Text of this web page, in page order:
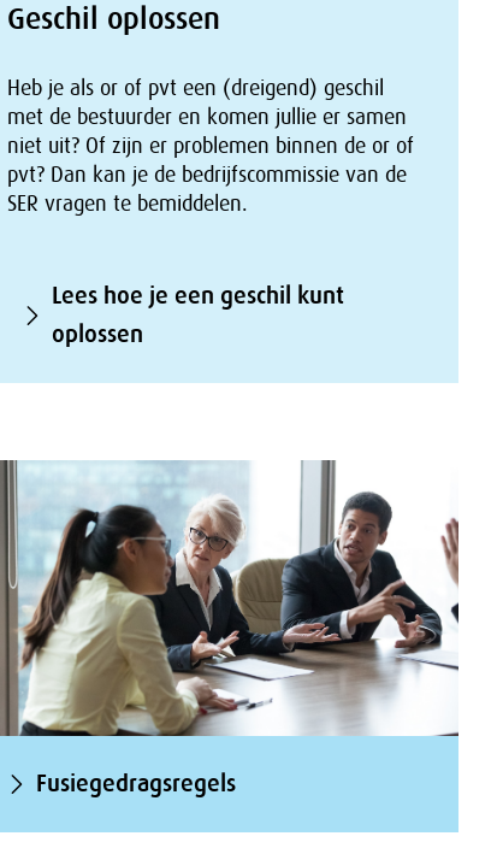
Geschil oplossen
Heb je als or of pvt een (dreigend) geschil
met de bestuurder en komen jullie er samen
niet uit? Of zijn er problemen binnen de or of
pvt? Dan kan je de bedrijfscommissie van de
SER vragen te bemiddelen.
Lees hoe je een geschil kunt
oplossen
Fusiegedragsregels